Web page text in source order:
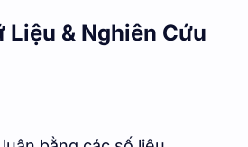
Liệu & Nghiên Cứu